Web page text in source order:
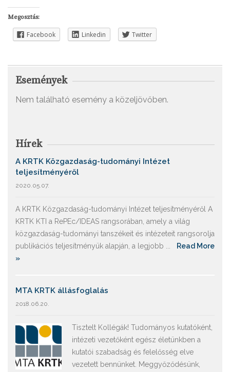
Megosztás:
Facebook Linkedin Twitter
Események
Nem található esemény a közeljövőben.
Hírek
A KRTK Közgazdaság-tudományi Intézet
teljesítményéről
2020.05.07.
A KRTK Közgazdaság-tudományi Intézet teljesítményéről A
KRTK KTI a RePEc/IDEAS rangsorában, amely a világ
közgazdaság-tudományi tanszékeit és intézeteit rangsorolja
publikációs teljesítményük alapján, a legjobb ...
Read More
»
MTA KRTK állásfoglalás
2018.06.20.
Tisztelt Kollégák! Tudományos kutatóként,
intézeti vezetőként egész életünkben a
kutatói szabadság és felelősség elve
vezetett bennünket. Meggyőződésünk,